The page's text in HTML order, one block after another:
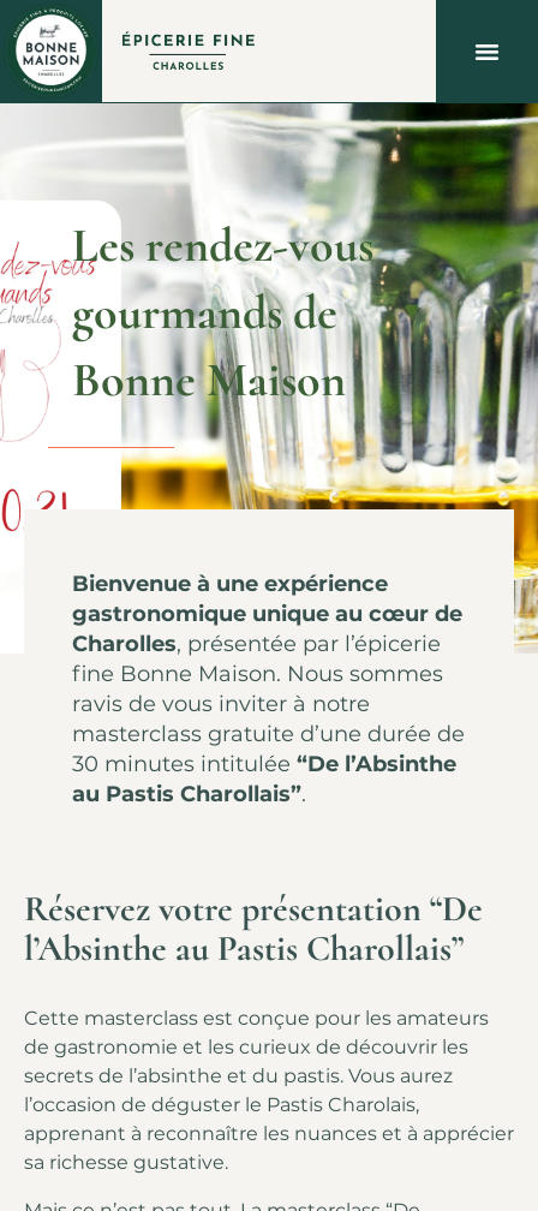
Les rendez-vous
gourmands de
Bonne Maison
Bienvenue à une expérience
gastronomique unique au cœur de
Charolles, présentée par l’épicerie
fine Bonne Maison. Nous sommes
ravis de vous inviter à notre
masterclass gratuite d’une durée de
30 minutes intitulée “De l’Absinthe
au Pastis Charollais”.
Réservez votre présentation “De
l’Absinthe au Pastis Charollais”
Cette masterclass est conçue pour les amateurs
de gastronomie et les curieux de découvrir les
secrets de l’absinthe et du pastis. Vous aurez
l’occasion de déguster le Pastis Charolais,
apprenant à reconnaître les nuances et à apprécier
sa richesse gustative.